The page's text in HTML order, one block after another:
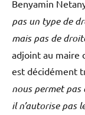
Benyamin
pas un type de
mais pas de
adjoint au maire
est décidément
nous permet pas
il n’autorise pas